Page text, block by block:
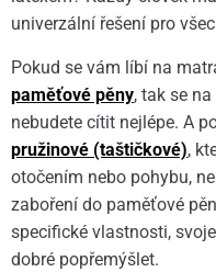
univerzální řešení pro
Pokud se vám líbí na
paměťové pěny, tak se na
nebudete cítit nejlépe. A
pružinové (taštičkové),
otočením nebo pohybu,
zaboření do paměťové
specifické vlastnosti,
dobré popřemýšlet.